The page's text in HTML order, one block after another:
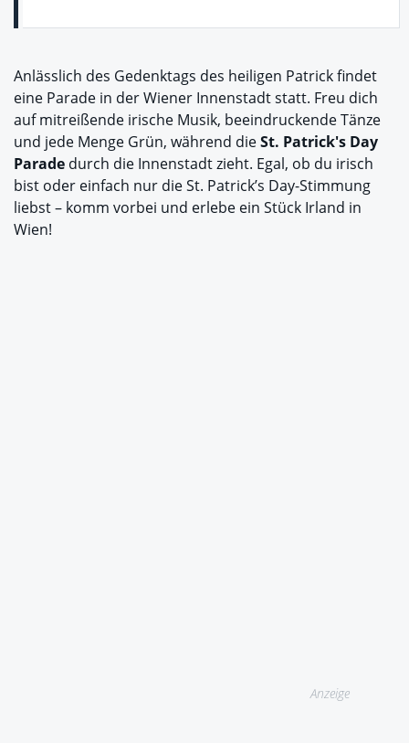
Anlässlich des Gedenktags des heiligen Patrickfindet
eine Parade in der Wiener Innenstadt statt. Freu dich
auf mitreißende irische Musik, beeindruckende Tänze
und jede Menge Grün, während dieSt. Patrick's Day
Parade durch die Innenstadt zieht. Egal, ob du irisch
bist oder einfach nur die St. Patrick’s Day-Stimmung
liebst – komm vorbei und erlebe ein Stück Irland in
Wien!
Anzeige